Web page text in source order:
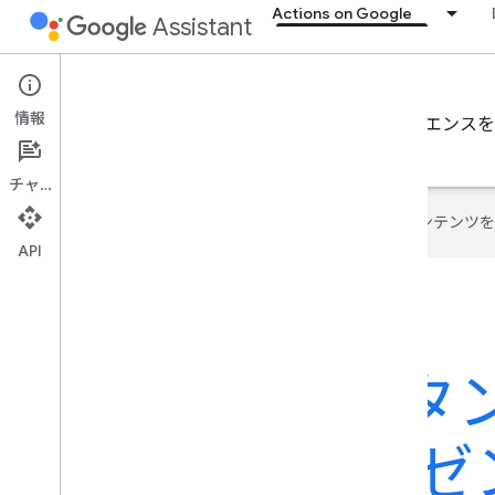
Assistant Actions on Google
Content Actions
Google 検索とアシスタントでユーザー エクスペリエンス
なリソースへのリンクをご確認ください。
Google は AI 技術を使用して、コンテンツ
検索とアシスタ
にウェブ プレ
情報
チャット
API